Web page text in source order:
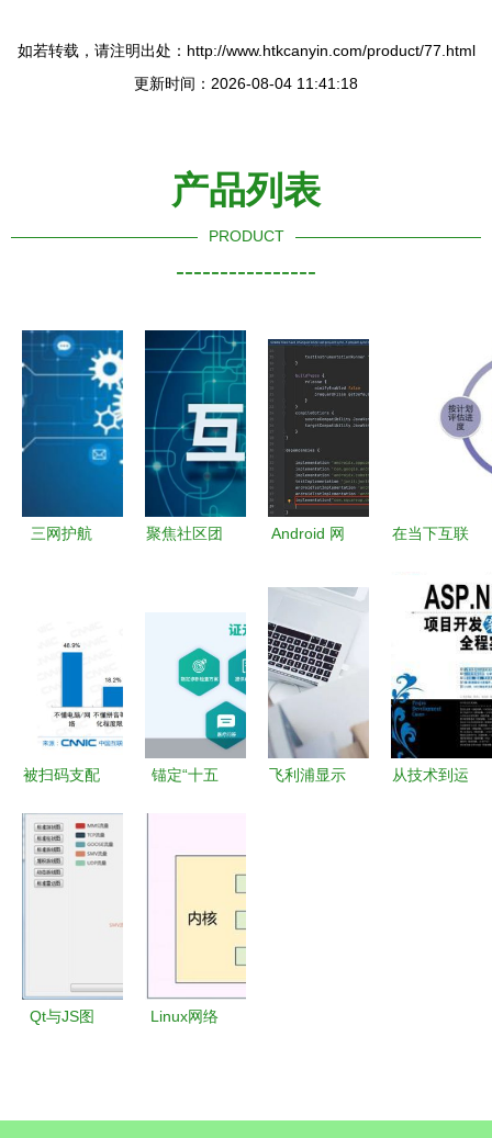
如若转载，请注明出处：http://www.htkcanyin.com/product/77.html
更新时间：2026-08-04 11:41:18
产品列表
PRODUCT
----------------
三网护航
聚焦社区团
Android 网
础到高级实
践
在当下互联
潮中我们应
当如何创业
被扫码支配
没有“不
会”的权利
锚定“十五
董事长杨胤
飞利浦显示
从技术到运
Qt与JS图
Linux网络